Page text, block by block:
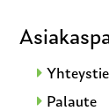
Palaute